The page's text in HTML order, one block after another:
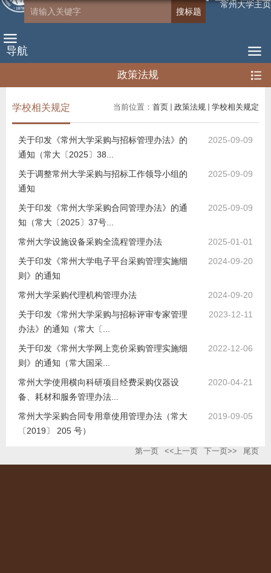
常州大学主页
导航
政策法规
当前位置： 首页 政策法规 学校相关规定
学校相关规定
关于印发《常州大学采购与招标管理办法》的
通知（常大〔2025〕38...
2025-09-09
关于调整常州大学采购与招标工作领导小组的
通知
2025-09-09
关于印发《常州大学采购合同管理办法》的通
知（常大〔2025〕37号...
2025-09-09
常州大学设施设备采购全流程管理办法
2025-01-01
关于印发《常州大学电子平台采购管理实施细
则》的通知
2024-09-20
常州大学采购代理机构管理办法
2024-09-20
关于印发《常州大学采购与招标评审专家管理
办法》的通知（常大〔...
2023-12-11
关于印发《常州大学网上竞价采购管理实施细
则》的通知（常大国采...
2022-12-06
常州大学使用横向科研项目经费采购仪器设
备、耗材和服务管理办法...
2020-04-21
常州大学采购合同专用章使用管理办法（常大
〔2019〕 205 号）
2019-09-05
第一页 <<上一页 下一页>> 尾页